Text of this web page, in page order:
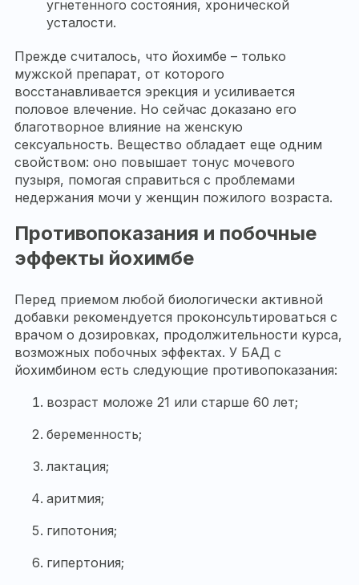
угнетенного состояния, хронической
усталости.
Прежде считалось, что йохимбе – только
мужской препарат, от которого
восстанавливается эрекция и усиливается
половое влечение. Но сейчас доказано его
благотворное влияние на женскую
сексуальность. Вещество обладает еще одним
свойством: оно повышает тонус мочевого
пузыря, помогая справиться с проблемами
недержания мочи у женщин пожилого возраста.
Противопоказания и побочные
эффекты йохимбе
Перед приемом любой биологически активной
добавки рекомендуется проконсультироваться с
врачом о дозировках, продолжительности курса,
возможных побочных эффектах. У БАД с
йохимбином есть следующие противопоказания:
возраст моложе 21 или старше 60 лет;
беременность;
лактация;
аритмия;
гипотония;
гипертония;